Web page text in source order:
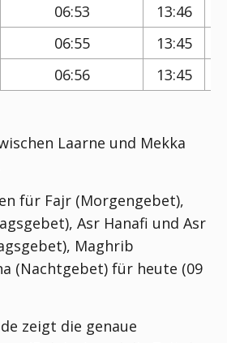
06:53 13:46
06:55 13:45
06:56 13:45
Laarne und Mekka
für Fajr (Morgengebet),
Asr Hanafi und Asr
Maghrib
(Nachtgebet) für heute (09
zeigt die genaue